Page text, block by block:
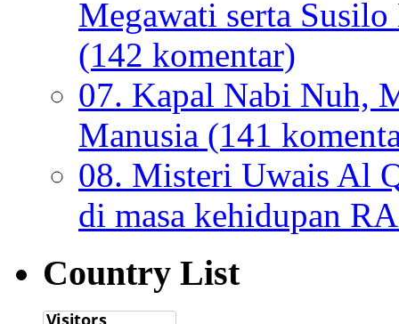
Megawati serta
(142 komentar)
07. Kapal Nabi Nuh,
Manusia (141
08. Misteri Uwais Al
di masa kehidupan
Country List